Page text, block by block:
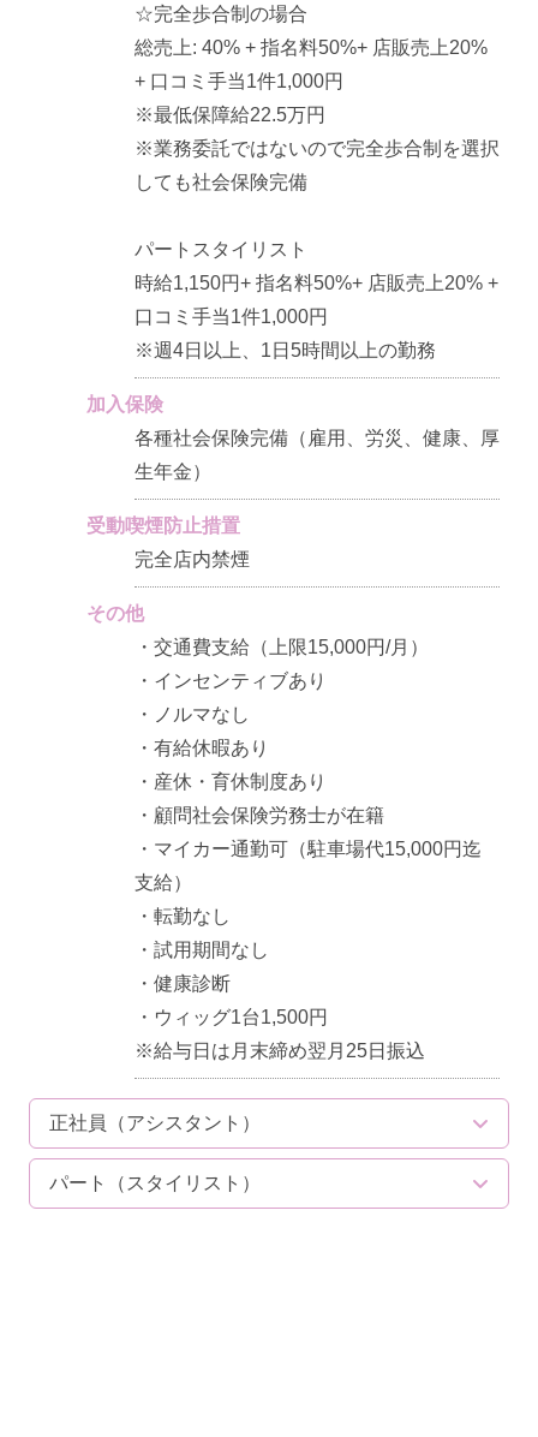
☆完全歩合制の場合
総売上: 40% + 指名料50%+ 店販売上20%
+ 口コミ手当1件1,000円
※最低保障給22.5万円
※業務委託ではないので完全歩合制を選択
しても社会保険完備
パートスタイリスト
時給1,150円+ 指名料50%+ 店販売上20% +
口コミ手当1件1,000円
※週4日以上、1日5時間以上の勤務
加入保険
各種社会保険完備（雇用、労災、健康、厚
生年金）
受動喫煙防止措置
完全店内禁煙
その他
・交通費支給（上限15,000円/月）
・インセンティブあり
・ノルマなし
・有給休暇あり
・産休・育休制度あり
・顧問社会保険労務士が在籍
・マイカー通勤可（駐車場代15,000円迄
支給）
・転勤なし
・試用期間なし
・健康診断
・ウィッグ1台1,500円
※給与日は月末締め翌月25日振込
正社員（アシスタント）
パート（スタイリスト）